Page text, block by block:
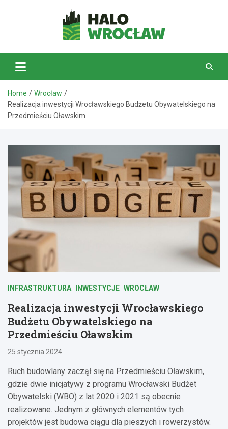
HaloWrocław.pl
Home
Wrocław
Realizacja inwestycji Wrocławskiego Budżetu Obywatelskiego na
Przedmieściu Oławskim
INFRASTRUKTURA INWESTYCJE WROCŁAW
Realizacja inwestycji Wrocławskiego
Budżetu Obywatelskiego na
Przedmieściu Oławskim
25 stycznia 2024
Ruch budowlany zaczął się na Przedmieściu Oławskim,
gdzie dwie inicjatywy z programu Wrocławski Budżet
Obywatelski (WBO) z lat 2020 i 2021 są obecnie
realizowane. Jednym z głównych elementów tych
projektów jest budowa ciągu dla pieszych i rowerzystów.